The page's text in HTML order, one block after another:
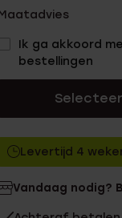
Ik ga akkoord
bestellingen
Levertijd 4
Vandaag nodig?